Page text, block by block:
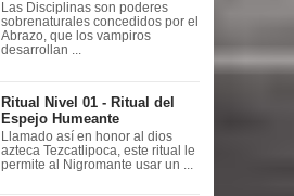
Las Disciplinas son poderes
sobrenaturales concedidos por el
Abrazo, que los vampiros
desarrollan ...
Ritual Nivel 01 - Ritual del
Espejo Humeante
Llamado así en honor al dios
azteca Tezcatlipoca, este ritual le
permite al Nigromante usar un ...